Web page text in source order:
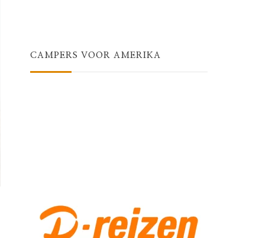
CAMPERS VOOR AMERIKA